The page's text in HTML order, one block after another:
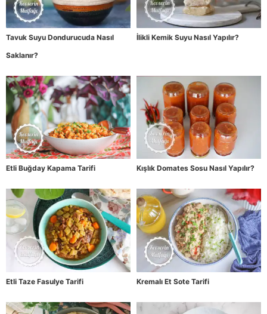
Tavuk Suyu Dondurucuda Nasıl
Saklanır?
İlikli Kemik Suyu Nasıl Yapılır?
Etli Buğday Kapama Tarifi Kışlık Domates Sosu Nasıl Yapılır?
Etli Taze Fasulye Tarifi Kremalı Et Sote Tarifi